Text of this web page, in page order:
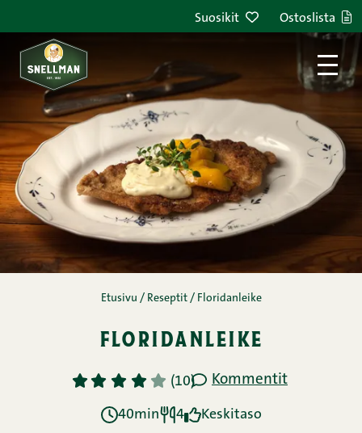
Suosikit Ostoslista
Etusivu / Reseptit / Floridanleike
floridanleike
1 2 3 4 5 (10) Kommentit
40min 4 Keskitaso